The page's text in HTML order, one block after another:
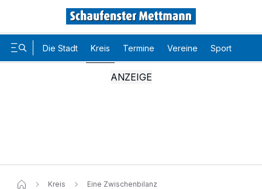
Die Stadt Kreis Termine Vereine Sport
Kreis Eine Zwischenbilanz